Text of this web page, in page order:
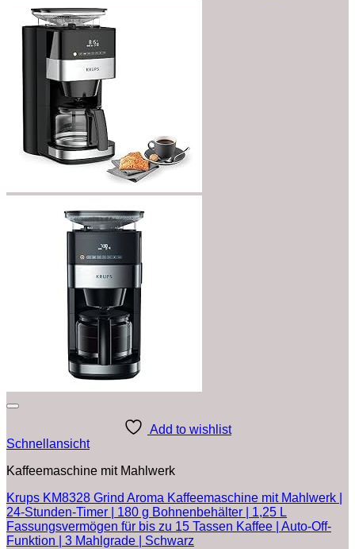
Add to wishlist
Schnellansicht
Kaffeemaschine mit Mahlwerk
Krups KM8328 Grind Aroma Kaffeemaschine mit Mahlwerk |
24-Stunden-Timer | 180 g Bohnenbehälter | 1,25 L
Fassungsvermögen für bis zu 15 Tassen Kaffee | Auto-Off-
Funktion | 3 Mahlgrade | Schwarz